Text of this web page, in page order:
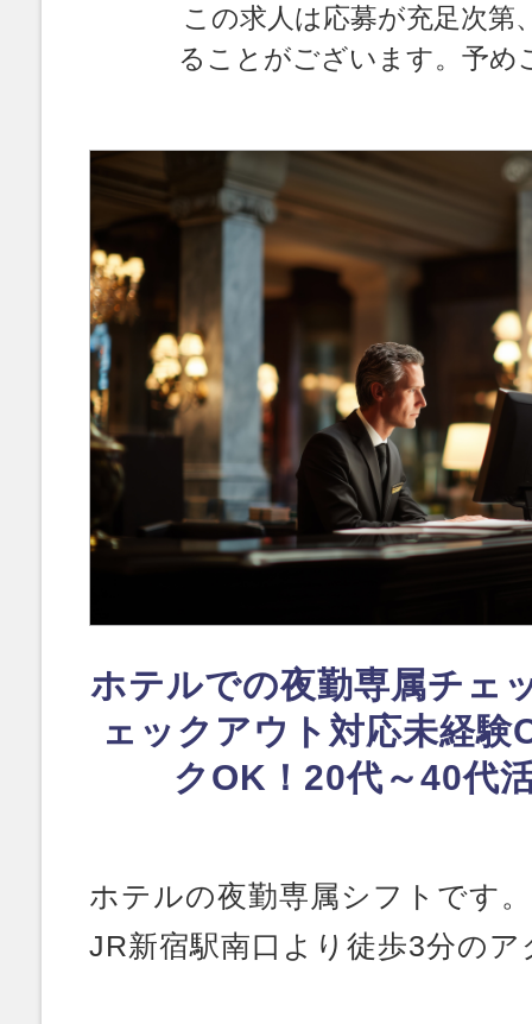
この求人は応募が充足次第
ることがございます。予め
ホテルでの夜勤専属チェ
ェックアウト対応未経験
クOK！20代～40代
ホテルの夜勤専属シフトです。
JR新宿駅南口より徒歩3分の